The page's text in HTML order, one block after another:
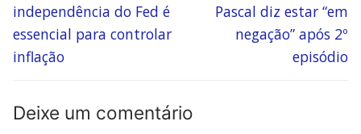
independência do Fed é
essencial para controlar
inflação
Pascal diz estar “em
negação” após 2º
episódio
Deixe um comentário